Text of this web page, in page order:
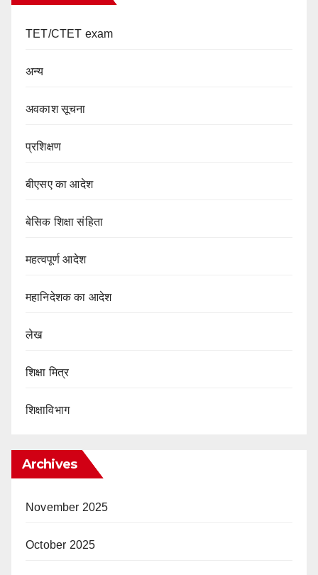
TET/CTET exam
अन्य
अवकाश सूचना
प्रशिक्षण
बीएसए का आदेश
बेसिक शिक्षा संहिता
महत्वपूर्ण आदेश
महानिदेशक का आदेश
लेख
शिक्षा मित्र
शिक्षाविभाग
Archives
November 2025
October 2025